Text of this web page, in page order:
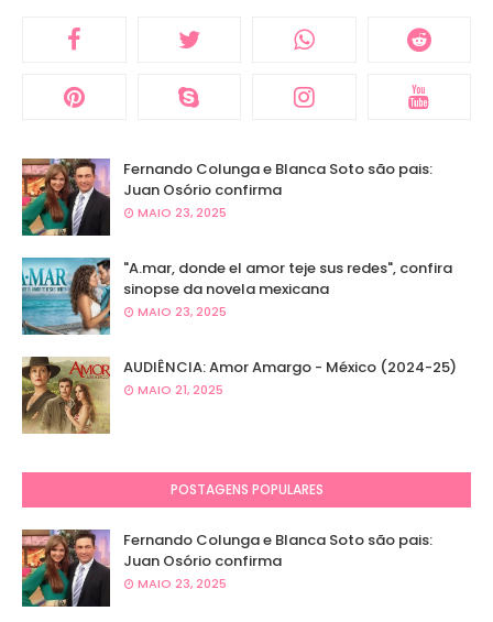
Fernando Colunga e Blanca Soto são pais:
Juan Osório confirma
MAIO 23, 2025
"A.mar, donde el amor teje sus redes", confira
sinopse da novela mexicana
MAIO 23, 2025
AUDIÊNCIA: Amor Amargo - México (2024-25)
MAIO 21, 2025
POSTAGENS POPULARES
Fernando Colunga e Blanca Soto são pais:
Juan Osório confirma
MAIO 23, 2025